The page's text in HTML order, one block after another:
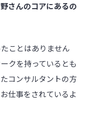
さんのコアにあるの
ことはありません
クを持っているとも
コンサルタントの方
仕事をされているよ